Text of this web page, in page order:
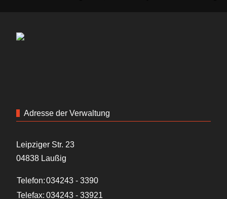
Adresse der Verwaltung
Leipziger Str. 23
04838 Laußig
Telefon:034243 - 3390
Telefax: 034243 - 33921